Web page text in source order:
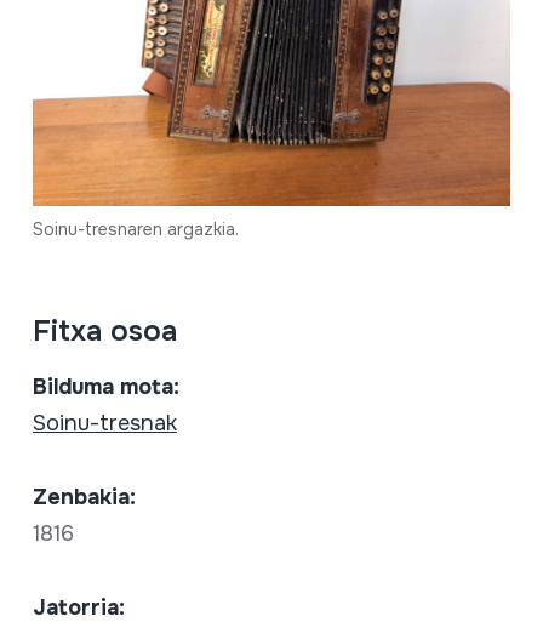
Soinu-tresnaren argazkia.
Fitxa osoa
Bilduma mota:
Soinu-tresnak
Zenbakia:
1816
Jatorria: